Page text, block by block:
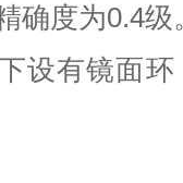
确度为0.4级
设有镜面